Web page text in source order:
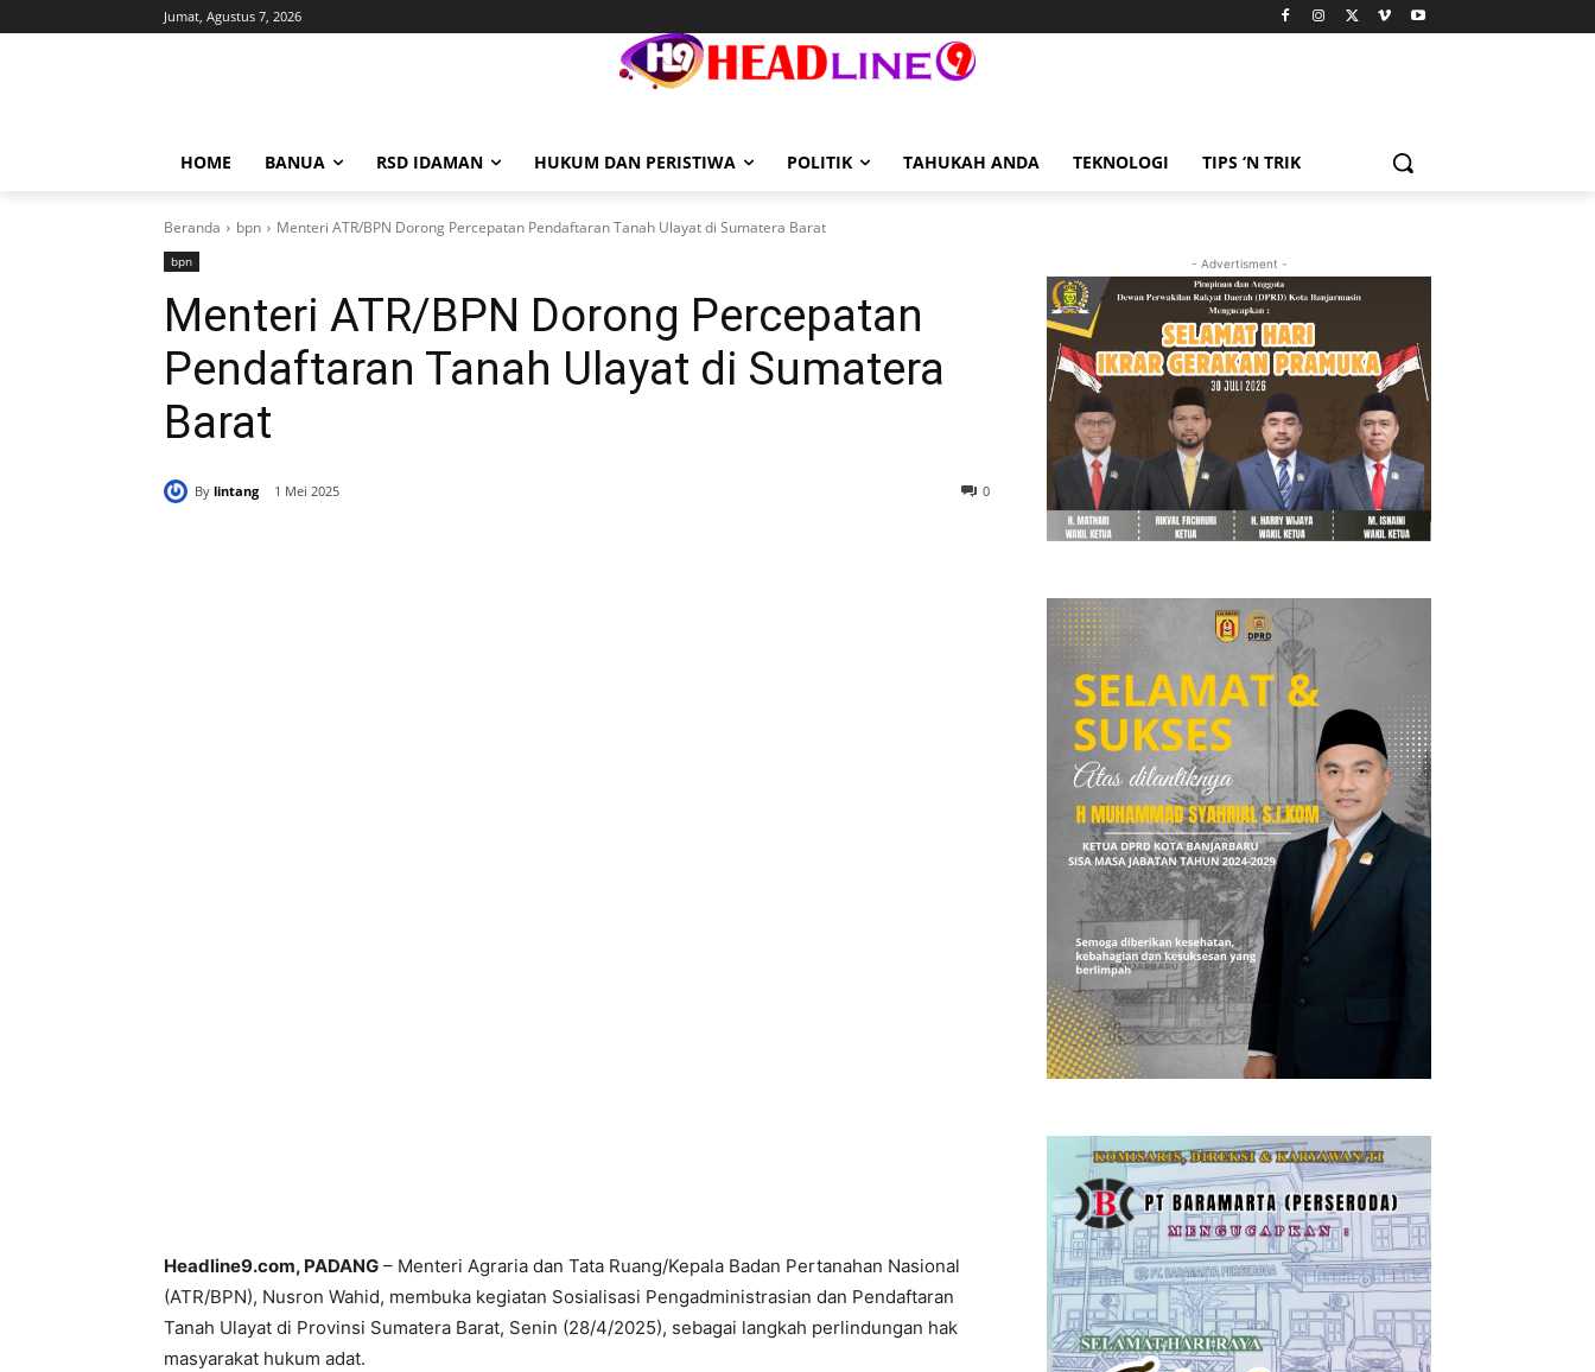
Jumat, Agustus 7, 2026
HOME BANUA RSD IDAMAN HUKUM DAN PERISTIWA POLITIK TAHUKAH ANDA TEKNOLOGI TIPS ‘N TRIK
Beranda bpn Menteri ATR/BPN Dorong Percepatan Pendaftaran Tanah Ulayat di Sumatera Barat
bpn
Menteri ATR/BPN Dorong Percepatan
Pendaftaran Tanah Ulayat di Sumatera
Barat
By lintang 1 Mei 2025 0
Headline9.com, PADANG – Menteri Agraria dan Tata Ruang/Kepala Badan Pertanahan Nasional
(ATR/BPN), Nusron Wahid, membuka kegiatan Sosialisasi Pengadministrasian dan Pendaftaran
Tanah Ulayat di Provinsi Sumatera Barat, Senin (28/4/2025), sebagai langkah perlindungan hak
masyarakat hukum adat.
- Advertisment -